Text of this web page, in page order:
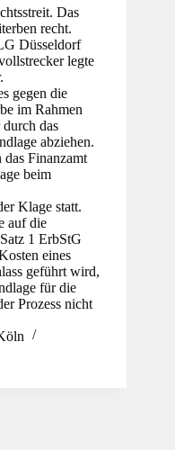
Das
recht.
Düsseldorf
legte
gegen die
im Rahmen
durch das
abziehen.
das Finanzamt
beim
Klage statt.
auf die
1 ErbStG
eines
geführt wird,
für die
Prozess nicht